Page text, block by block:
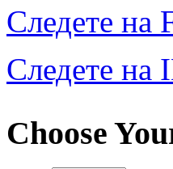
Следете на
Следете на
Choose